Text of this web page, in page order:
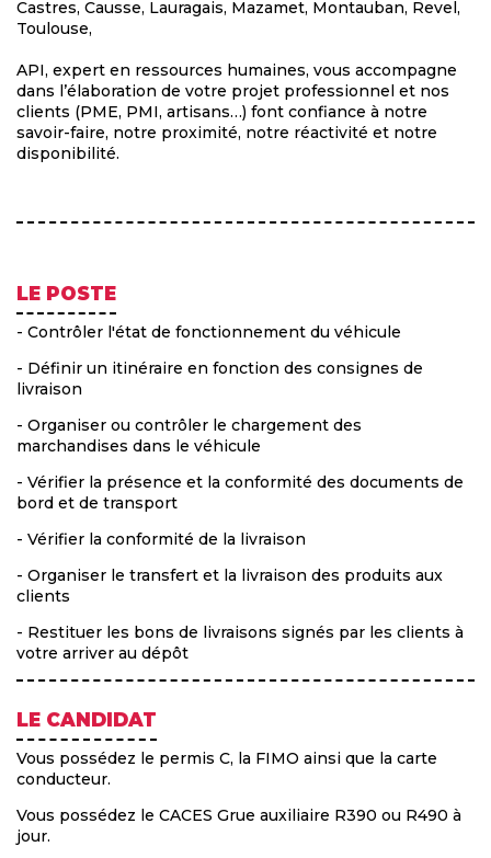
Castres, Causse, Lauragais, Mazamet, Montauban, Revel,
Toulouse,
API, expert en ressources humaines, vous accompagne
dans l’élaboration de votre projet professionnel et nos
clients (PME, PMI, artisans…) font confiance à notre
savoir-faire, notre proximité, notre réactivité et notre
disponibilité.
LE POSTE
- Contrôler l'état de fonctionnement du véhicule
- Définir un itinéraire en fonction des consignes de
livraison
- Organiser ou contrôler le chargement des
marchandises dans le véhicule
- Vérifier la présence et la conformité des documents de
bord et de transport
- Vérifier la conformité de la livraison
- Organiser le transfert et la livraison des produits aux
clients
- Restituer les bons de livraisons signés par les clients à
votre arriver au dépôt
LE CANDIDAT
Vous possédez le permis C, la FIMO ainsi que la carte
conducteur.
Vous possédez le CACES Grue auxiliaire R390 ou R490 à
jour.